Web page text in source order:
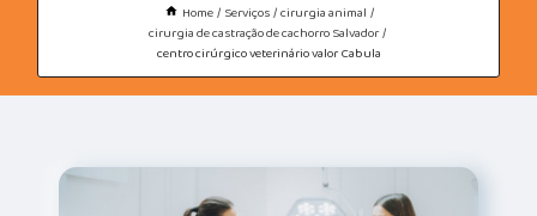
Home Serviços cirurgia animal
cirurgia de castração de cachorro Salvador
centro cirúrgico veterinário valor Cabula